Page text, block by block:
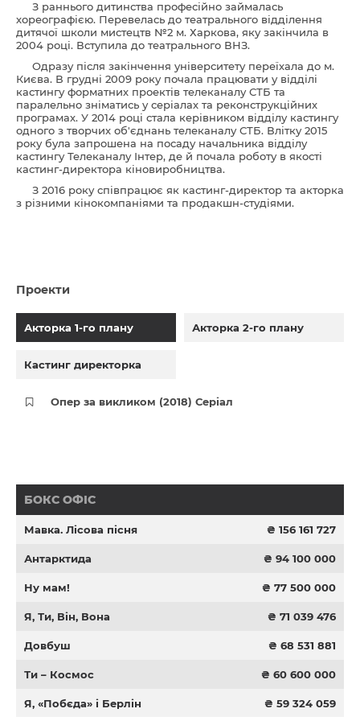
З раннього дитинства професійно займалась
хореографією. Перевелась до театрального відділення
дитячої школи мистецтв №2 м. Харкова, яку закінчила в
2004 році. Вступила до театрального ВНЗ.
Одразу після закінчення університету переїхала до м.
Києва. В грудні 2009 року почала працювати у відділі
кастингу форматних проектів телеканалу СТБ та
паралельно зніматись у серіалах та реконструкційних
програмах. У 2014 році стала керівником відділу кастингу
одного з творчих об'єднань телеканалу СТБ. Влітку 2015
року була запрошена на посаду начальника відділу
кастингу Телеканалу Інтер, де й почала роботу в якості
кастинг-директора кіновиробництва.
З 2016 року співпрацює як кастинг-директор та акторка
з різними кінокомпаніями та продакшн-студіями.
Проекти
Акторка 1-го плану Акторка 2-го плану
Кастинг директорка
Опер за викликом (2018) Серіал
БОКС ОФІС
Мавка. Лісова пісня ₴ 156 161 727
Антарктида ₴ 94 100 000
Ну мам! ₴ 77 500 000
Я, Ти, Він, Вона ₴ 71 039 476
Довбуш ₴ 68 531 881
Ти – Космос ₴ 60 600 000
Я, «Побєда» і Берлін ₴ 59 324 059